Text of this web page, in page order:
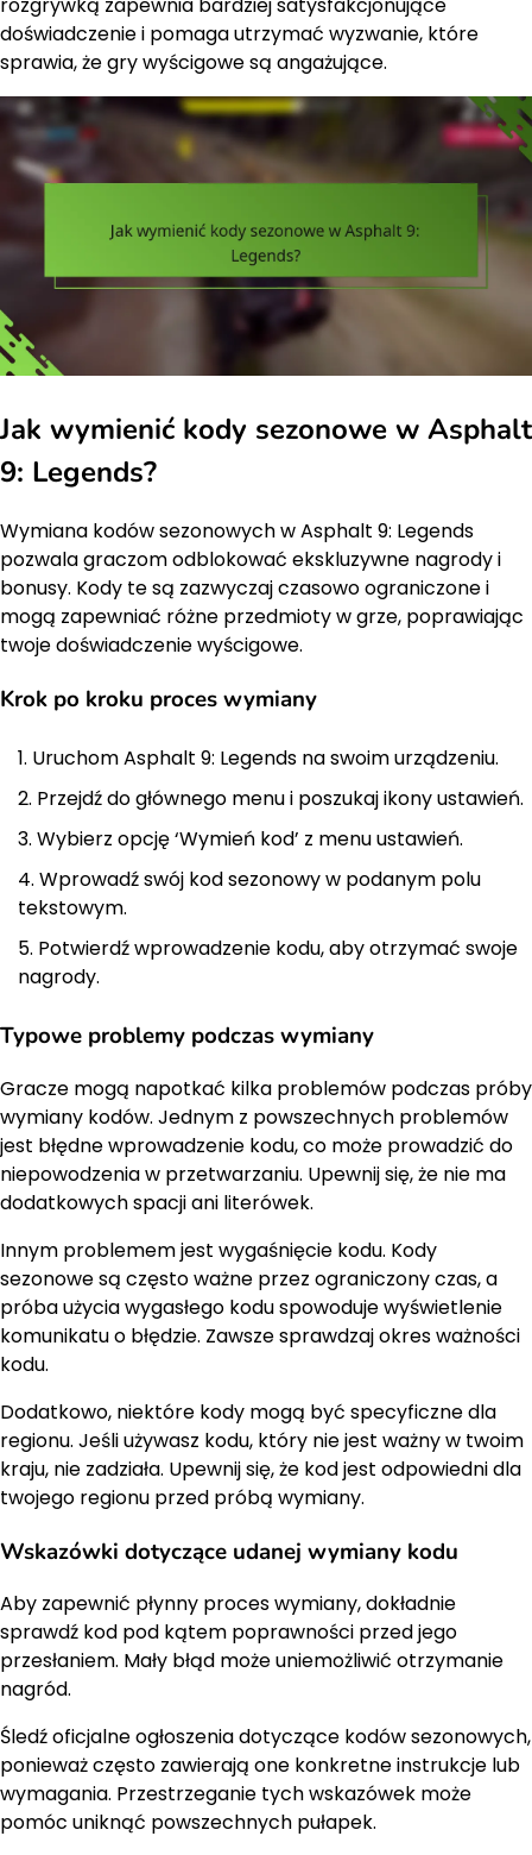
rozgrywką zapewnia bardziej satysfakcjonujące
doświadczenie i pomaga utrzymać wyzwanie, które
sprawia, że gry wyścigowe są angażujące.
Jak wymienić kody sezonowe w Asphalt
9: Legends?
Wymiana kodów sezonowych w Asphalt 9: Legends
pozwala graczom odblokować ekskluzywne nagrody i
bonusy. Kody te są zazwyczaj czasowo ograniczone i
mogą zapewniać różne przedmioty w grze, poprawiając
twoje doświadczenie wyścigowe.
Krok po kroku proces wymiany
Uruchom Asphalt 9: Legends na swoim urządzeniu.
Przejdź do głównego menu i poszukaj ikony ustawień.
Wybierz opcję ‘Wymień kod’ z menu ustawień.
Wprowadź swój kod sezonowy w podanym polu
tekstowym.
Potwierdź wprowadzenie kodu, aby otrzymać swoje
nagrody.
Typowe problemy podczas wymiany
Gracze mogą napotkać kilka problemów podczas próby
wymiany kodów. Jednym z powszechnych problemów
jest błędne wprowadzenie kodu, co może prowadzić do
niepowodzenia w przetwarzaniu. Upewnij się, że nie ma
dodatkowych spacji ani literówek.
Innym problemem jest wygaśnięcie kodu. Kody
sezonowe są często ważne przez ograniczony czas, a
próba użycia wygasłego kodu spowoduje wyświetlenie
komunikatu o błędzie. Zawsze sprawdzaj okres ważności
kodu.
Dodatkowo, niektóre kody mogą być specyficzne dla
regionu. Jeśli używasz kodu, który nie jest ważny w twoim
kraju, nie zadziała. Upewnij się, że kod jest odpowiedni dla
twojego regionu przed próbą wymiany.
Wskazówki dotyczące udanej wymiany kodu
Aby zapewnić płynny proces wymiany, dokładnie
sprawdź kod pod kątem poprawności przed jego
przesłaniem. Mały błąd może uniemożliwić otrzymanie
nagród.
Śledź oficjalne ogłoszenia dotyczące kodów sezonowych,
ponieważ często zawierają one konkretne instrukcje lub
wymagania. Przestrzeganie tych wskazówek może
pomóc uniknąć powszechnych pułapek.